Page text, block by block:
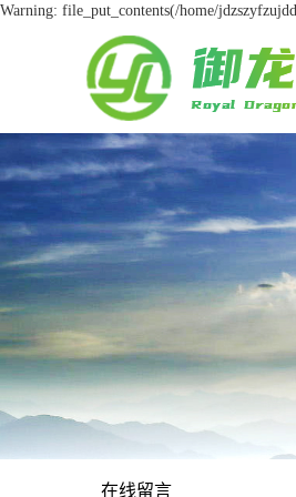
Warning: file_put_contents(/home/
在线留言